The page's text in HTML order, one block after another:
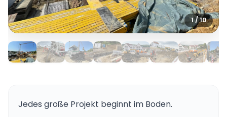
1 / 10
Jedes große Projekt beginnt im Boden.